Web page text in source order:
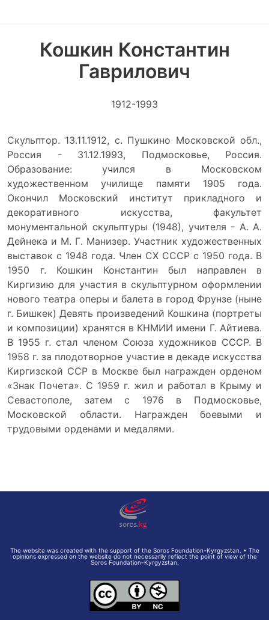
Кошкин Константин
Гаврилович
1912-1993
Скульптор. 13.11.1912, с. Пушкино Московской обл.,
Россия - 31.12.1993, Подмосковье, Россия.
Образование: учился в Московском
художественном училище памяти 1905 года.
Окончил Московский институт прикладного и
декоративного искусства, факультет
монументальной скульптуры (1948), учителя - А. А.
Дейнека и М. Г. Манизер. Участник художественных
выставок с 1948 года. Член СХ СССР с 1950 года. В
1950 г. Кошкин Константин был направлен в
Киргизию для участия в скульптурном оформлении
нового театра оперы и балета в город Фрунзе (ныне
г. Бишкек) Девять произведений Кошкина (портреты
и композиции) хранятся в КНМИИ имени Г. Айтиева.
В 1955 г. стал членом Союза художников СССР. В
1958 г. за плодотворное участие в декаде искусства
Киргизской ССР в Москве был награжден орденом
«Знак Почета». С 1959 г. жил и работал в Крыму и
Севастополе, затем с 1976 в Подмосковье,
Московской области. Награжден боевыми и
трудовыми орденами и медалями.
The website was created with the support of the Soros Foundation-Kyrgyzstan. • The
opinions expressed on the website do not necessarily reflect the point of view of the
Soros Foundation-Kyrgyzstan.